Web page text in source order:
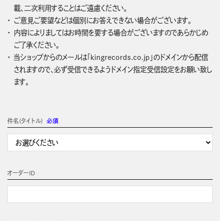
載、二次利用することはご遠慮ください。
ご意見ご要望などは個別にお答えできない場合がございます。
内容によりましてはお時間を要する場合がございますのであらかじめ
ご了承ください。
当ショップからのメールは「kingrecords.co.jp」のドメインから配信
されますので、必ず受信できるようドメイン指定受信設定をお願い致し
ます。
件名(タイトル) 必須
オーダーＩＤ